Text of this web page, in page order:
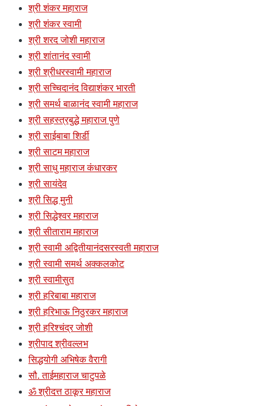
श्री शंकर महाराज
श्री शंकर स्वामी
श्री शरद जोशी महाराज
श्री शांतानंद स्वामी
श्री श्रीधरस्वामी महाराज
श्री सच्चिदानंद विद्याशंकर भारती
श्री समर्थ बाळानंद स्वामी महाराज
श्री सहस्त्रबुद्धे महाराज पुणे
श्री साईबाबा शिर्डी
श्री साटम महाराज
श्री साधु महाराज कंधारकर
श्री सायंदेव
श्री सिद्ध मुनी
श्री सिद्धेश्वर महाराज
श्री सीताराम महाराज
श्री स्वामी अद्वितीयानंदसरस्वती महाराज
श्री स्वामी समर्थ अक्कलकोट
श्री स्वामीसुत
श्री हरिबाबा महाराज
श्री हरिभाऊ निठुरकर महाराज
श्री हरिश्चंद्र जोशी
श्रीपाद श्रीवल्लभ
सिद्धयोगी अभिषेक वैरागी
सौ. ताईमहाराज चाटुपळे
ॐ श्रीदत्त ठाकूर महाराज